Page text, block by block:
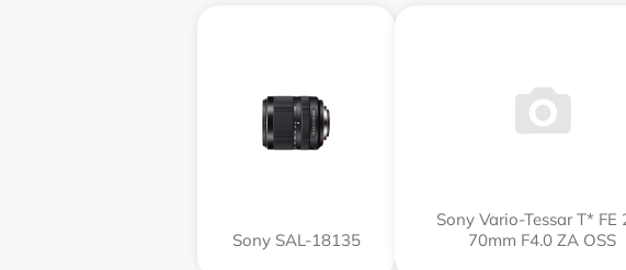
Sony SAL-18135
Sony Vario-Tessar T* FE
70mm F4.0 ZA OSS